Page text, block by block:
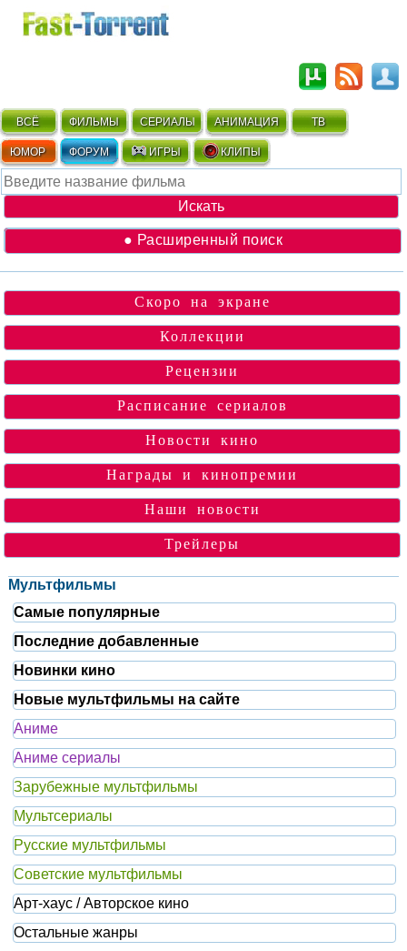
ВСЁ ФИЛЬМЫ СЕРИАЛЫ АНИМАЦИЯ ТВ
ЮМОР ФОРУМ ИГРЫ КЛИПЫ
● Расширенный поиск
Скоро на экране
Коллекции
Рецензии
Расписание сериалов
Новости кино
Награды и кинопремии
Наши новости
Трейлеры
Мультфильмы
Самые популярные
Последние добавленные
Новинки кино
Новые мультфильмы на сайте
Аниме
Аниме сериалы
Зарубежные мультфильмы
Мультсериалы
Русские мультфильмы
Советские мультфильмы
Арт-хаус / Авторское кино
Остальные жанры